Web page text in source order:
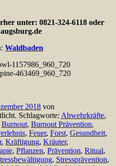
unter: 0821-324-6118 oder
Waldbaden
2018 von
Schlagworte: Abwehrkräfte,
Burnout, Burnout Prävention,
, Feuer, Forst, Gesundheit,
, Kräftigung, Kräuter,
, Pflanzen, Prävention, Ritual,
, Stressprävention,